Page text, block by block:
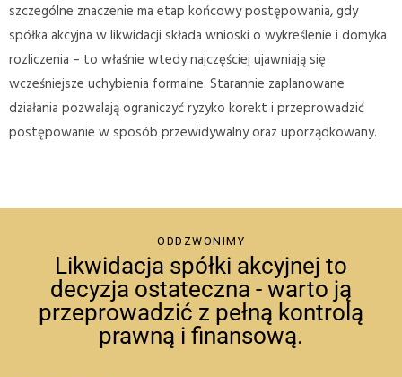
szczególne znaczenie ma etap końcowy postępowania, gdy
spółka akcyjna w likwidacji składa wnioski o wykreślenie i domyka
rozliczenia – to właśnie wtedy najczęściej ujawniają się
wcześniejsze uchybienia formalne. Starannie zaplanowane
działania pozwalają ograniczyć ryzyko korekt i przeprowadzić
postępowanie w sposób przewidywalny oraz uporządkowany.
ODDZWONIMY
Likwidacja spółki akcyjnej to
decyzja ostateczna - warto ją
przeprowadzić z pełną kontrolą
prawną i finansową.